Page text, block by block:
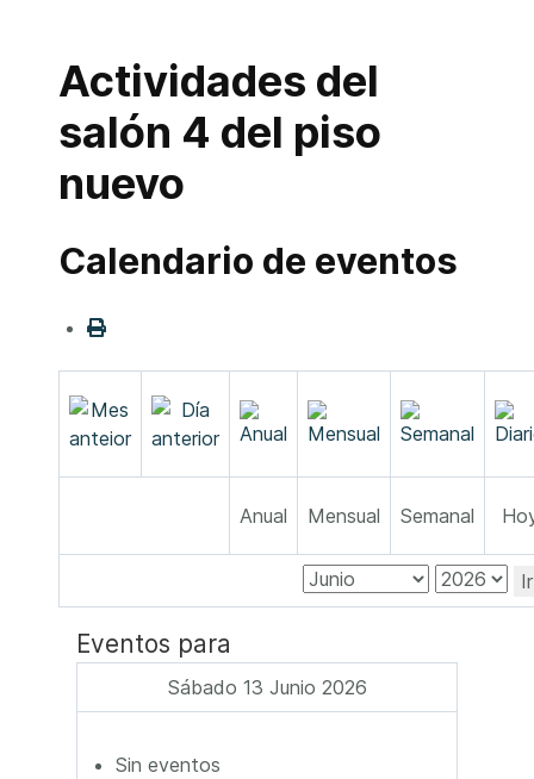
Actividades del
salón 4 del piso
nuevo
Calendario de eventos
Anual Mensual Semanal
Eventos para
Sábado 13 Junio 2026
Sin eventos